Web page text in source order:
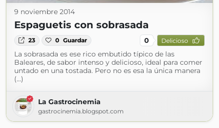
9 noviembre 2014
Espaguetis con sobrasada
23 0 Guardar 0 Delicioso
La sobrasada es ese rico embutido típico de las
Baleares, de sabor intenso y delicioso, ideal para comer
untado en una tostada. Pero no es esa la única manera
(...)
La Gastrocinemia
gastrocinemia.blogspot.com